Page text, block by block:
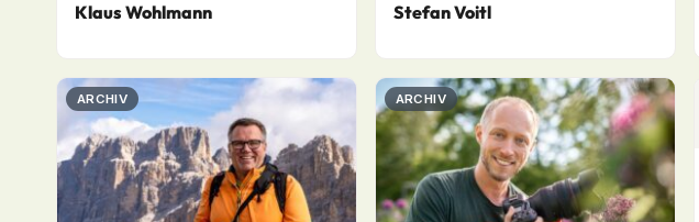
Klaus Wohlmann Stefan Voitl
ARCHIV ARCHIV